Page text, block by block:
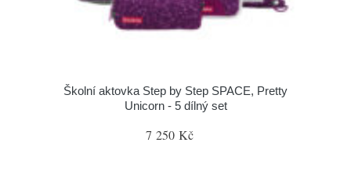
Školní aktovka Step by Step SPACE, Pretty
Unicorn - 5 dílný set
7 250 Kč